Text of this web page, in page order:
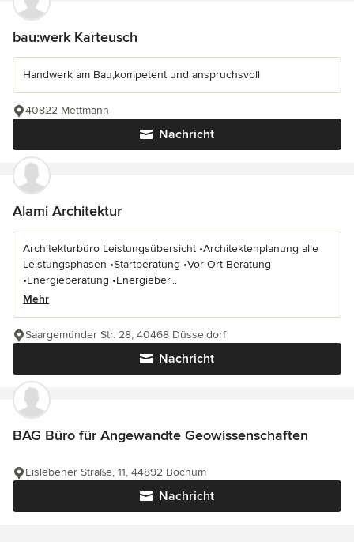
bau:werk Karteusch
Handwerk am Bau,kompetent und anspruchsvoll
Nachricht
40822 Mettmann
Alami Architektur
Architekturbüro Leistungsübersicht •Architektenplanung alle
Leistungsphasen •Startberatung •Vor Ort Beratung
•Energieberatung •Energieber...
Mehr
Nachricht
Saargemünder Str. 28, 40468 Düsseldorf
BAG Büro für Angewandte Geowissenschaften
Nachricht
Eislebener Straße, 11, 44892 Bochum